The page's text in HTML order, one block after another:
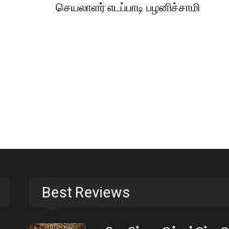
செயலாளர் எடப்பாடி பழனிச்சாமி
Best Reviews